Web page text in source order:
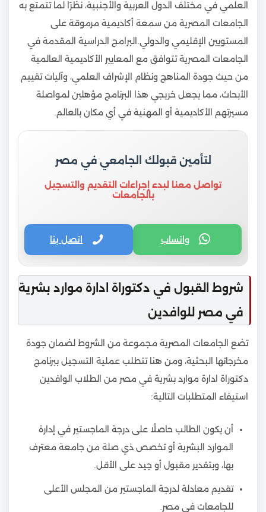
العلمي في مختلف الدول العربية والأجنبية، نظرًا لما تتمتع به
الجامعات المصرية من سمعة أكاديمية مرموقة على
المستويين الإقليمي والدولي.البرامج الدراسية المقدمة في
الجامعات المصرية تتوافق مع المعايير الأكاديمية العالمية
من حيث جودة المناهج ونظام الإشراف العلمي، وآليات تقييم
الأبحاث، مما يجعل خريجي هذا البرنامج مؤهلين لمواصلة
مسيرتهم الأكاديمية أو المهنية في أي مكان بالعالم.
لتأمين قبولك الجامعي في مصر
تواصل معنا لبدء إجراءات التقديم والتسجيل
بالجامعات
واتساب اتصل بنا
شروط القبول في دكتوراة ادارة موارد بشرية
في مصر للوافدين
تضع الجامعات المصرية مجموعة من الشروط لضمان جودة
مخرجاتها البحثية، ومن هنا تتطلب عملية التسجيل ببرنامج
دكتوراة ادارة موارد بشرية في مصر من الطلاب الوافدين
استيفاء المتطلبات التالية:
أن يكون الطالب حاصلًا على درجة الماجستير في إدارة
الموارد البشرية أو تخصص ذي صلة من جامعة معترف
بها، وبتقدير مقبول أو جيد على الأقل.
تقديم معادلة لدرجة الماجستير من المجلس الأعلى
للجامعات في مصر.